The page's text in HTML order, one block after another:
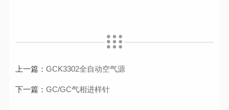
上一篇：GCK3302全自动空气源
下一篇：GC/GC气相进样针